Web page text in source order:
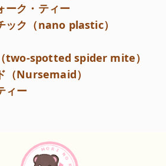
ーク・ティー
ック（nano plastic）
two-spotted spider mite）
（Nursemaid）
ィー